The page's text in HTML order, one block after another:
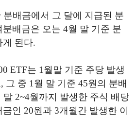
분배금에서 그 달에 지급된 분
배금은 오는 4월 말 기준 분
게 된다.
ETF는 1월말 기준 주당 발생
그 중 1월 말 기준 45원의 분배
말 2~4월까지 발생한 주식 배당
인 20원과 3개월간 발생한 이